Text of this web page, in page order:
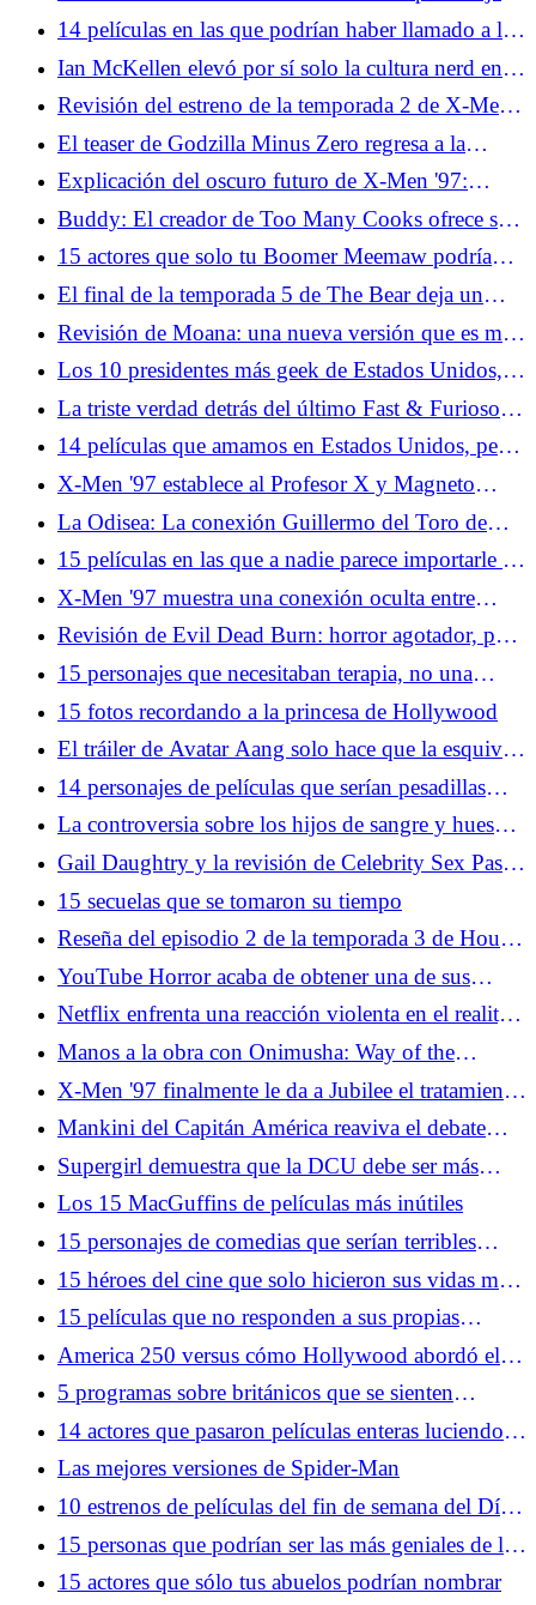
más importante de la franquicia
14 películas en las que podrían haber llamado a la
policía
Ian McKellen elevó por sí solo la cultura nerd en la
década de 2000
Revisión del estreno de la temporada 2 de X-Men
'97: regreso al pasado, pero también al futuro y
más hacia el pasado
El teaser de Godzilla Minus Zero regresa a la
moraleja central de la franquicia
Explicación del oscuro futuro de X-Men '97:
Madre Askani, Nathan Summers, Apocalipsis y
más
Buddy: El creador de Too Many Cooks ofrece su
versión de terror de Barney
15 actores que solo tu Boomer Meemaw podría
nombrar
El final de la temporada 5 de The Bear deja un
spin-off convincente sobre la mesa
Revisión de Moana: una nueva versión que es muy
desagradable
Los 10 presidentes más geek de Estados Unidos,
hasta donde sabemos
La triste verdad detrás del último Fast & Furioso
11 Actualización
14 películas que amamos en Estados Unidos, pero
en ningún otro lugar
X-Men '97 establece al Profesor X y Magneto
como el mayor romance de superhéroes
La Odisea: La conexión Guillermo del Toro de
Christopher Nolan promete una aventura más
complicada
15 películas en las que a nadie parece importarle el
daño a la propiedad
X-Men '97 muestra una conexión oculta entre
Wolverine y el Capitán América
Revisión de Evil Dead Burn: horror agotador, pero
no en el buen sentido
15 personajes que necesitaban terapia, no una
aventura
15 fotos recordando a la princesa de Hollywood
El tráiler de Avatar Aang solo hace que la esquiva
teatral de Paramount sea aún más frustrante
14 personajes de películas que serían pesadillas
para recursos humanos
La controversia sobre los hijos de sangre y huesos
revela los peligros de la adaptación
Gail Daughtry y la revisión de Celebrity Sex Pass:
buena y saludable inmundicia de Hollywood
15 secuelas que se tomaron su tiempo
Reseña del episodio 2 de la temporada 3 de House
of the Dragon: Encorvado hacia Desembarco del
Rey
YouTube Horror acaba de obtener una de sus
adaptaciones cinematográficas más importantes
hasta el momento
Netflix enfrenta una reacción violenta en el reality
show Wonka después de usar inteligencia artificial
para recrear la voz de Gene Wilder
Manos a la obra con Onimusha: Way of the
Sword: novedades del próximo gran giro de
Capcom
X-Men '97 finalmente le da a Jubilee el tratamiento
Gambit
Mankini del Capitán América reaviva el debate
sobre el servicio de fans de los videojuegos
Supergirl demuestra que la DCU debe ser más
grande que James Gunn
Los 15 MacGuffins de películas más inútiles
15 personajes de comedias que serían terribles
vecinos
15 héroes del cine que solo hicieron sus vidas más
difíciles
15 películas que no responden a sus propias
preguntas
America 250 versus cómo Hollywood abordó el
último cumpleaños emblemático del país
5 programas sobre británicos que se sienten
miserables para celebrar el 4 de julio
14 actores que pasaron películas enteras luciendo
confundidos
Las mejores versiones de Spider-Man
10 estrenos de películas del fin de semana del Día
de la Independencia que se convirtieron en clásicos
15 personas que podrían ser las más geniales de la
historia del mundo
15 actores que sólo tus abuelos podrían nombrar